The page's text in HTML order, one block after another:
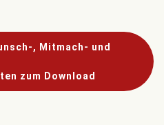
, Mitmach- und
zum Download